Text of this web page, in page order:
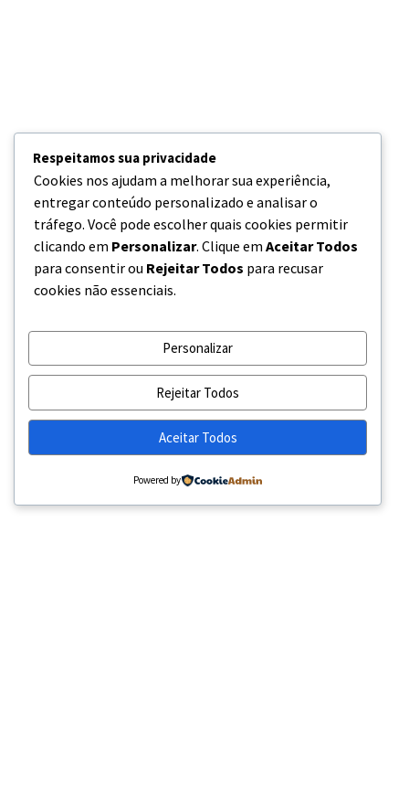
Respeitamos sua privacidade
Cookies nos ajudam a melhorar sua experiência,
entregar conteúdo personalizado e analisar o
tráfego. Você pode escolher quais cookies permitir
clicando em Personalizar. Clique em Aceitar Todos
para consentir ou Rejeitar Todos para recusar
cookies não essenciais.
Personalizar
Rejeitar Todos
Aceitar Todos
Powered by